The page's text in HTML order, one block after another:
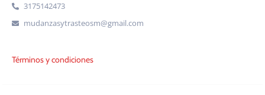
3175142473
mudanzasytrasteosm@gmail.com
Términos y condiciones